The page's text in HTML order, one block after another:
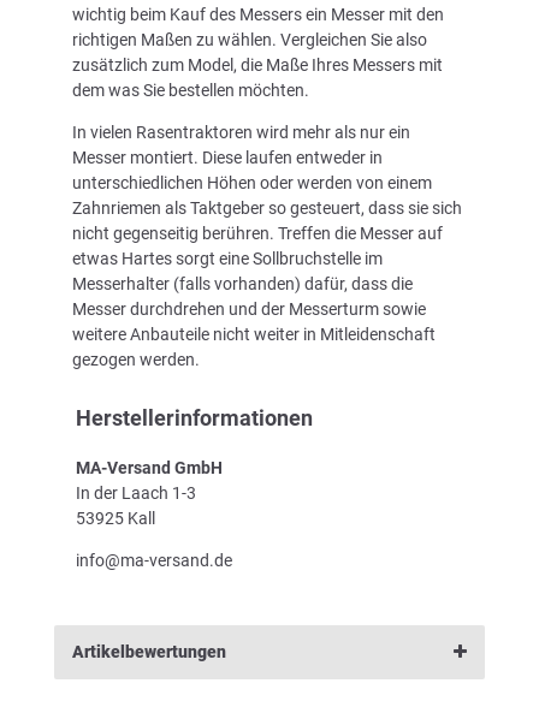
wichtig beim Kauf des Messers ein Messer mit den
richtigen Maßen zu wählen. Vergleichen Sie also
zusätzlich zum Model, die Maße Ihres Messers mit
dem was Sie bestellen möchten.
In vielen Rasentraktoren wird mehr als nur ein
Messer montiert. Diese laufen entweder in
unterschiedlichen Höhen oder werden von einem
Zahnriemen als Taktgeber so gesteuert, dass sie sich
nicht gegenseitig berühren. Treffen die Messer auf
etwas Hartes sorgt eine Sollbruchstelle im
Messerhalter (falls vorhanden) dafür, dass die
Messer durchdrehen und der Messerturm sowie
weitere Anbauteile nicht weiter in Mitleidenschaft
gezogen werden.
Herstellerinformationen
MA-Versand GmbH
In der Laach 1-3
53925 Kall
info@ma-versand.de
Artikelbewertungen